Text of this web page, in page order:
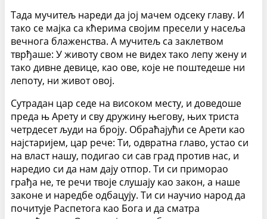
Тада мучитељ нареди да јој мачем одсеку главу. И
тако се мајка са кћерима својим пресели у насеља
вечнога блаженства. А мучитељ са заклетвом
тврђаше: У животу свом не видех тако лепу жену и
тако дивне девице, као ове, које не поштедеше ни
лепоту, ни живот овој.
Сутрадан цар седе на високом месту, и доведоше
преда њ Арету и сву дружину његову, њих триста
четрдесет људи на броју. Обраћајући се Арети као
најстаријем, цар рече: Ти, одвратна главо, устао си
на власт нашу, подигао си сав град против нас, и
наредио си да нам дају отпор. Ти си приморао
грађа не, те речи твоје слушају као закон, а наше
законе и наредбе одбацују. Ти си научио народ да
почитује Распетога као Бога и да сматра